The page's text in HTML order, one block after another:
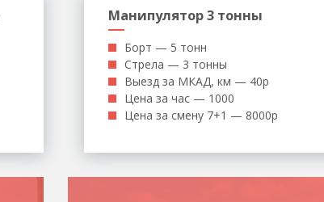
Манипулятор 3 тонны
Борт — 5 тонн
Стрела — 3 тонны
Выезд за МКАД, км — 40р
Цена за час — 1000
Цена за смену 7+1 — 8000р